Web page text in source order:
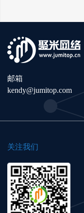
邮箱
kendy@jumitop.com
关注我们